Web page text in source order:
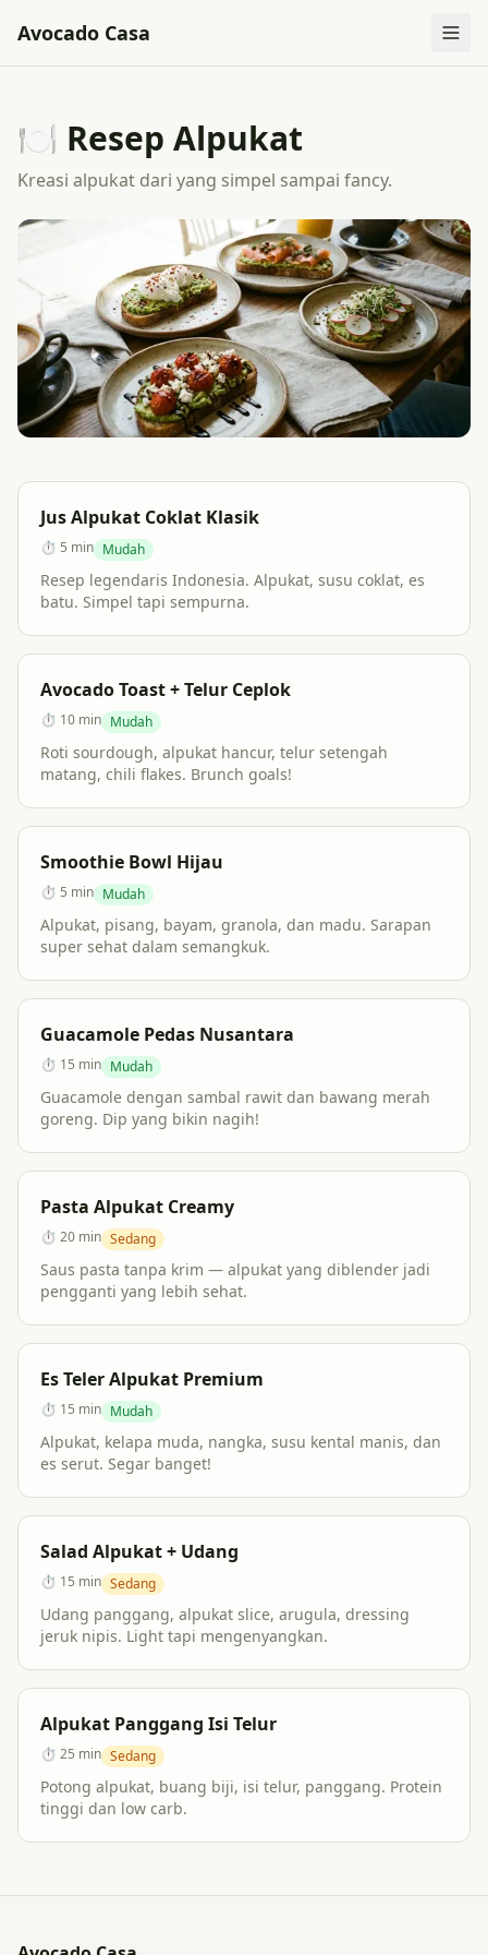
Avocado Casa
🍽️ Resep Alpukat
Kreasi alpukat dari yang simpel sampai fancy.
Jus Alpukat Coklat Klasik
⏱ 5 min Mudah
Resep legendaris Indonesia. Alpukat, susu coklat, es
batu. Simpel tapi sempurna.
Avocado Toast + Telur Ceplok
⏱ 10 min Mudah
Roti sourdough, alpukat hancur, telur setengah
matang, chili flakes. Brunch goals!
Smoothie Bowl Hijau
⏱ 5 min Mudah
Alpukat, pisang, bayam, granola, dan madu. Sarapan
super sehat dalam semangkuk.
Guacamole Pedas Nusantara
⏱ 15 min Mudah
Guacamole dengan sambal rawit dan bawang merah
goreng. Dip yang bikin nagih!
Pasta Alpukat Creamy
⏱ 20 min Sedang
Saus pasta tanpa krim — alpukat yang diblender jadi
pengganti yang lebih sehat.
Es Teler Alpukat Premium
⏱ 15 min Mudah
Alpukat, kelapa muda, nangka, susu kental manis, dan
es serut. Segar banget!
Salad Alpukat + Udang
⏱ 15 min Sedang
Udang panggang, alpukat slice, arugula, dressing
jeruk nipis. Light tapi mengenyangkan.
Alpukat Panggang Isi Telur
⏱ 25 min Sedang
Potong alpukat, buang biji, isi telur, panggang. Protein
tinggi dan low carb.